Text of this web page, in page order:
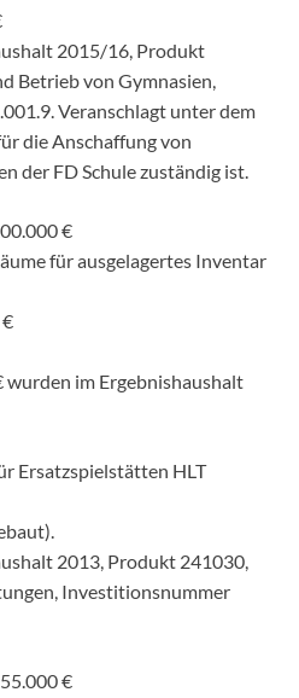
2015/16, Produkt
Betrieb von Gymnasien,
Veranschlagt unter dem
die Anschaffung von
der FD Schule zuständig ist.
€
für ausgelagertes Inventar
wurden im Ergebnishaushalt
Ersatzspielstätten HLT
2013, Produkt 241030,
Investitionsnummer
€